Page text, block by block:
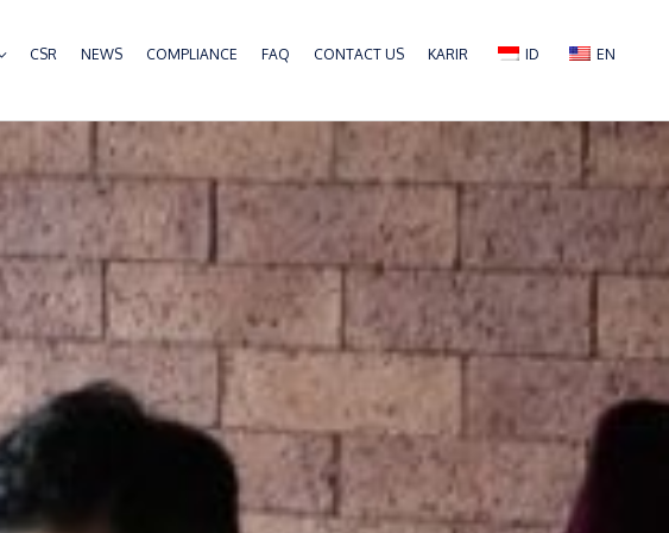
CSR NEWS COMPLIANCE FAQ CONTACT US KARIR ID EN